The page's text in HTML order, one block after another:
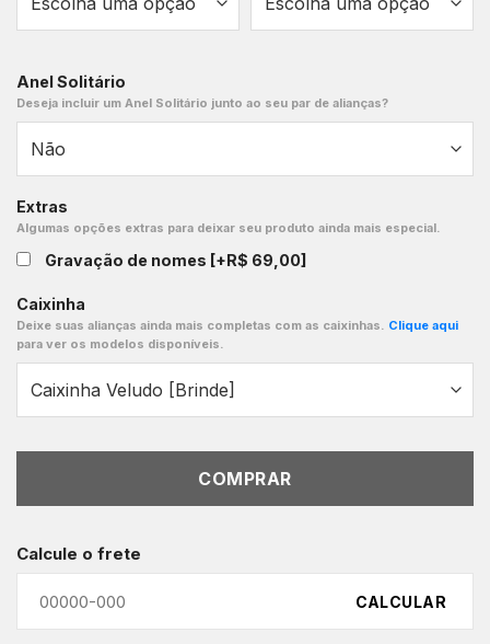
Anel Solitário
Deseja incluir um Anel Solitário junto ao seu par de alianças?
Extras
Algumas opções extras para deixar seu produto ainda mais especial.
Gravação de nomes [+R$ 69,00]
Caixinha
Deixe suas alianças ainda mais completas com as caixinhas. Clique aqui
para ver os modelos disponíveis.
COMPRAR
Calcule o frete
CALCULAR